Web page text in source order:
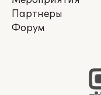
Партнеры
Форум